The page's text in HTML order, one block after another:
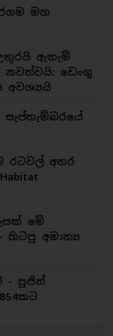
මහ
ඇතැම්
ඩෙංගු
අවශ්‍යයි
රටවල් අතර
මේ
අමාත්‍ය
- පූජිත්